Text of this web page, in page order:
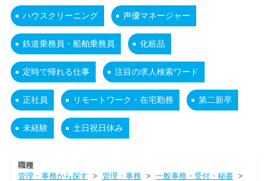
ハウスクリーニング 声優マネージャー
鉄道乗務員・船舶乗務員 化粧品
定時で帰れる仕事 注目の求人検索ワード
正社員 リモートワーク・在宅勤務 第二新卒
未経験 土日祝日休み
職種
管理・事務から探す > 管理・事務> 一般事務・受付・秘書>